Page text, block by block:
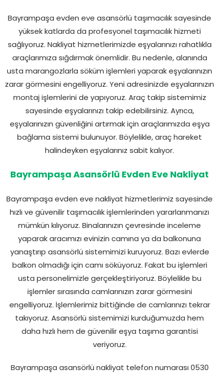
Bayrampaşa evden eve asansörlü taşımacılık sayesinde
yüksek katlarda da profesyonel taşımacılık hizmeti
sağlıyoruz. Nakliyat hizmetlerimizde eşyalarınızı rahatlıkla
araçlarımıza sığdırmak önemlidir. Bu nedenle, alanında
usta marangozlarla söküm işlemleri yaparak eşyalarınızın
zarar görmesini engelliyoruz. Yeni adresinizde eşyalarınızın
montaj işlemlerini de yapıyoruz. Araç takip sistemimiz
sayesinde eşyalarınızı takip edebilirsiniz. Ayrıca,
eşyalarınızın güvenliğini artırmak için araçlarımızda eşya
bağlama sistemi bulunuyor. Böylelikle, araç hareket
halindeyken eşyalarınız sabit kalıyor.
Bayrampaşa Asansörlü Evden Eve Nakliyat
Bayrampaşa evden eve nakliyat hizmetlerimiz sayesinde
hızlı ve güvenilir taşımacılık işlemlerinden yararlanmanızı
mümkün kılıyoruz. Binalarınızın çevresinde inceleme
yaparak aracımızı evinizin camına ya da balkonuna
yanaştırıp asansörlü sistemimizi kuruyoruz. Bazı evlerde
balkon olmadığı için camı söküyoruz. Fakat bu işlemleri
usta personelimizle gerçekleştiriyoruz. Böylelikle bu
işlemler sırasında camlarınızın zarar görmesini
engelliyoruz. İşlemlerimiz bittiğinde de camlarınızı tekrar
takıyoruz. Asansörlü sistemimizi kurduğumuzda hem
daha hızlı hem de güvenilir eşya taşıma garantisi
veriyoruz.
Bayrampaşa asansörlü nakliyat telefon numarası 0530